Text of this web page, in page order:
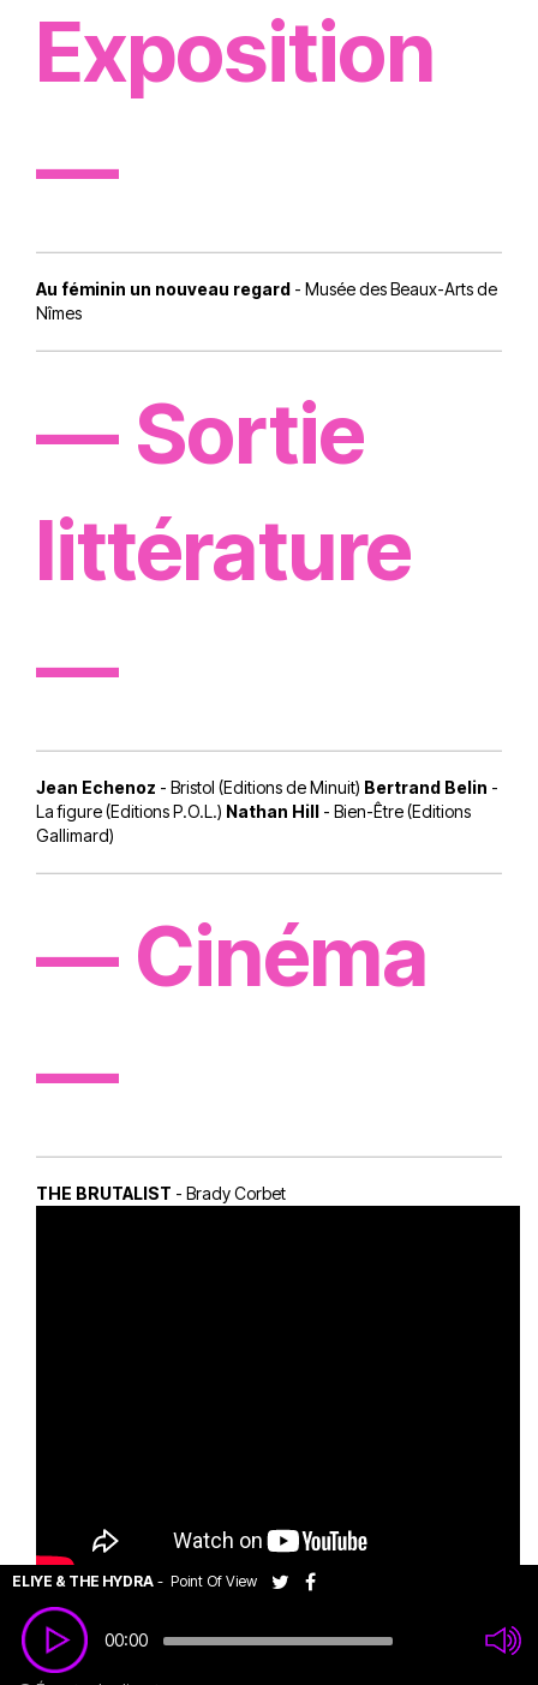
Exposition
—
Au féminin un nouveau regard - Musée des Beaux-Arts de
Nîmes
— Sortie
littérature
—
Jean Echenoz - Bristol (Editions de Minuit) Bertrand Belin -
La figure (Editions P.O.L.) Nathan Hill - Bien-Être (Editions
Gallimard)
— Cinéma
—
THE BRUTALIST - Brady Corbet
00:00
ELIYE & THE HYDRA - Point Of View